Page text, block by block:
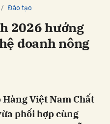
Đào tạo
2026 hướng
doanh nông
Việt Nam Chất
phối hợp cùng
Hủy